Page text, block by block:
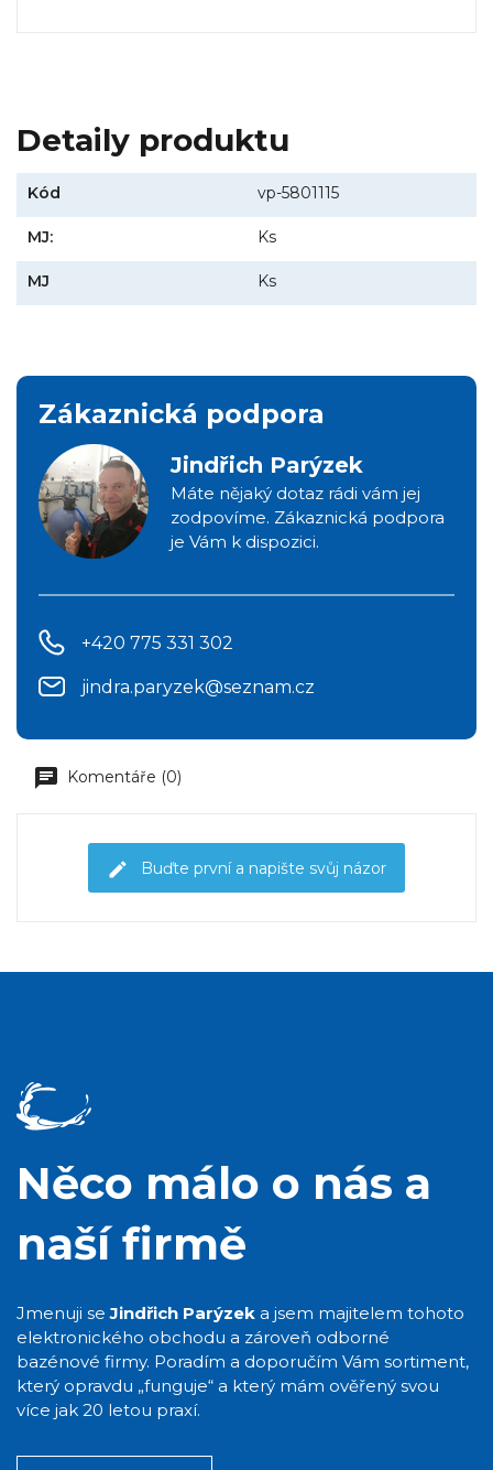
Detaily produktu
Kód vp-5801115
MJ: Ks
MJ Ks
Zákaznická podpora
Jindřich Parýzek
Máte nějaký dotaz rádi vám jej
zodpovíme. Zákaznická podpora
je Vám k dispozici.
+420 775 331 302
jindra.paryzek@seznam.cz
Komentáře (0)
Buďte první a napište svůj názor
Něco málo o nás a
naší firmě
Jmenuji seJindřich Parýzek a jsem majitelem tohoto
elektronického obchodu a zároveň odborné
bazénové firmy. Poradím a doporučím Vám sortiment,
který opravdu „funguje“ a který mám ověřený svou
více jak 20 letou praxí.